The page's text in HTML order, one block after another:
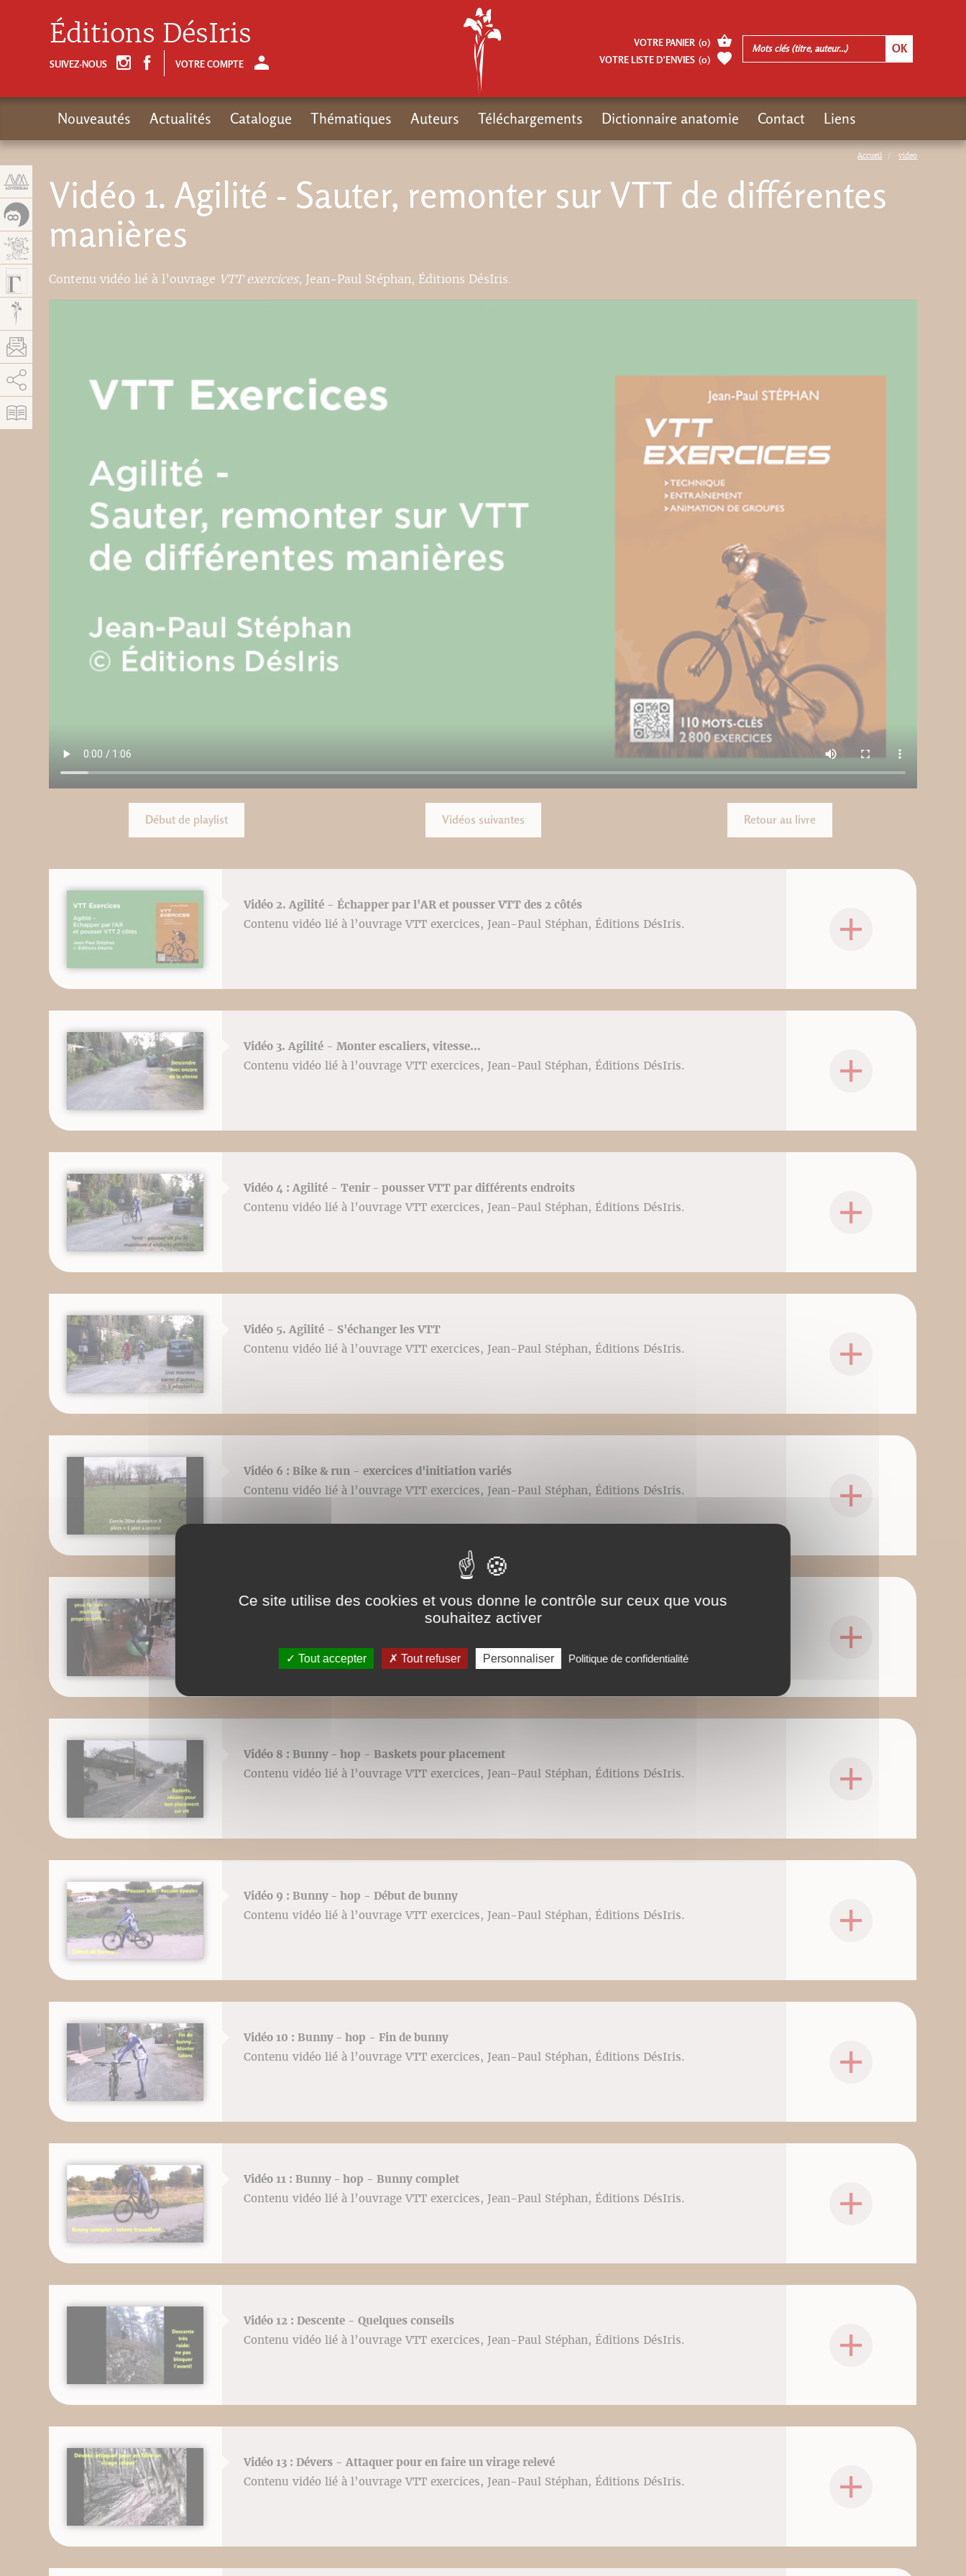
Accueil video
Vidéo 1. Agilité - Sauter, remonter sur VTT de différentes
manières
Contenu vidéo lié à l’ouvrage VTT exercices, Jean-Paul Stéphan, Éditions DésIris.
Début de playlist Vidéos suivantes Retour au livre
Vidéo 2. Agilité - Échapper par l'AR et pousser VTT des 2 côtés
Contenu vidéo lié à l’ouvrage VTT exercices, Jean-Paul Stéphan, Éditions DésIris.
Vidéo 3. Agilité - Monter escaliers, vitesse…
Contenu vidéo lié à l’ouvrage VTT exercices, Jean-Paul Stéphan, Éditions DésIris.
Vidéo 4 : Agilité - Tenir - pousser VTT par différents endroits
Contenu vidéo lié à l’ouvrage VTT exercices, Jean-Paul Stéphan, Éditions DésIris.
Vidéo 5. Agilité - S'échanger les VTT
Contenu vidéo lié à l’ouvrage VTT exercices, Jean-Paul Stéphan, Éditions DésIris.
Vidéo 6 : Bike & run - exercices d'initiation variés
Contenu vidéo lié à l’ouvrage VTT exercices, Jean-Paul Stéphan, Éditions DésIris.
Vidéo 7 : Boule fitness - Appuis seul ou à 2 typée VTT
Vidéo 8 : Bunny - hop - Baskets pour placement
Contenu vidéo lié à l’ouvrage VTT exercices, Jean-Paul Stéphan, Éditions DésIris.
Vidéo 9 : Bunny - hop - Début de bunny
Contenu vidéo lié à l’ouvrage VTT exercices, Jean-Paul Stéphan, Éditions DésIris.
Vidéo 10 : Bunny - hop - Fin de bunny
Contenu vidéo lié à l’ouvrage VTT exercices, Jean-Paul Stéphan, Éditions DésIris.
Vidéo 11 : Bunny - hop - Bunny complet
Contenu vidéo lié à l’ouvrage VTT exercices, Jean-Paul Stéphan, Éditions DésIris.
Vidéo 12 : Descente - Quelques conseils
Contenu vidéo lié à l’ouvrage VTT exercices, Jean-Paul Stéphan, Éditions DésIris.
Vidéo 13 : Dévers - Attaquer pour en faire un virage relevé
Contenu vidéo lié à l’ouvrage VTT exercices, Jean-Paul Stéphan, Éditions DésIris.
Éditions DésIris
SUIVEZ-NOUS VOTRE COMPTE
VOTRE PANIER (0)
VOTRE LISTE D’ENVIES (0)
Nouveautés Actualités Catalogue Thématiques Auteurs Téléchargements Dictionnaire anatomie Contact Liens
Ce site utilise des cookies et vous donne le contrôle sur ceux que vous
souhaitez activer
Tout accepter Tout refuser Personnaliser Politique de confidentialité